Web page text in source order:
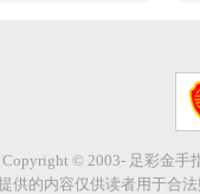
Copyright © 2003- 足彩金手
供的内容仅供读者用于合